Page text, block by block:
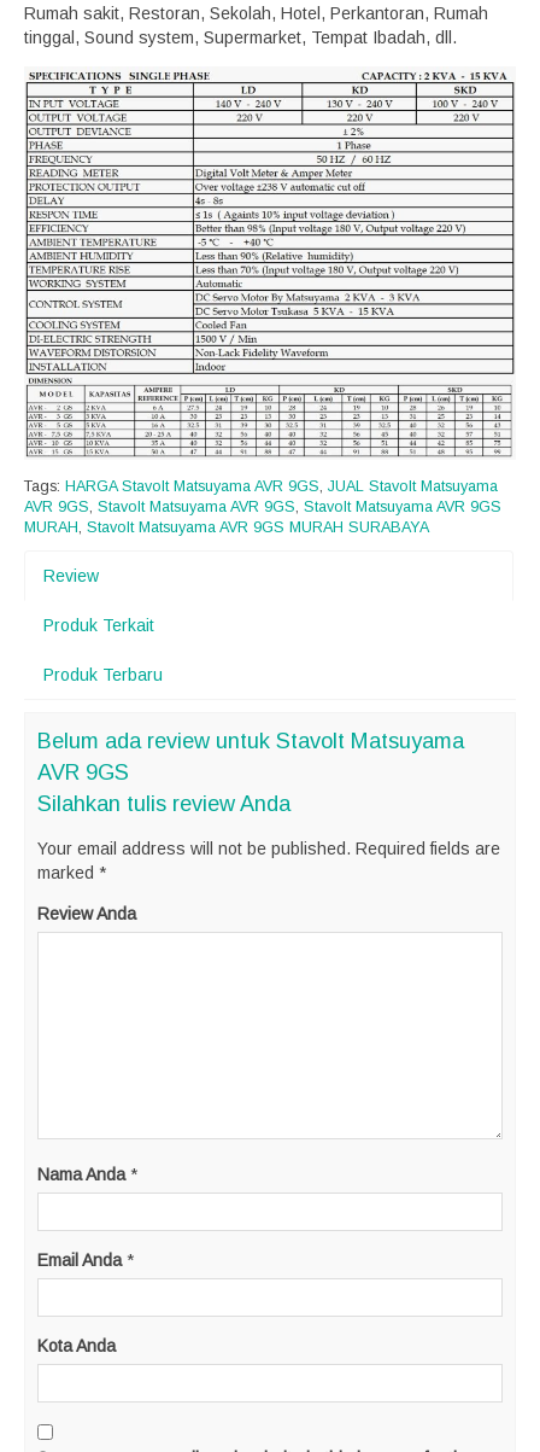
Rumah sakit, Restoran, Sekolah, Hotel, Perkantoran, Rumah
tinggal, Sound system, Supermarket, Tempat Ibadah, dll.
Tags: HARGA Stavolt Matsuyama AVR 9GS, JUAL Stavolt Matsuyama
AVR 9GS, Stavolt Matsuyama AVR 9GS, Stavolt Matsuyama AVR 9GS
MURAH, Stavolt Matsuyama AVR 9GS MURAH SURABAYA
Review
Produk Terkait
Produk Terbaru
Belum ada review untuk Stavolt Matsuyama
AVR 9GS
Silahkan tulis review Anda
Your email address will not be published. Required fields are
marked *
Review Anda
Nama Anda *
Email Anda *
Kota Anda